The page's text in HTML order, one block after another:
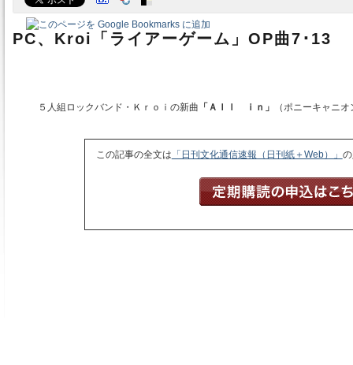
PC、Kroi「ライアーゲーム」OP曲7･13
５人組ロックバンド・Ｋｒｏｉの新曲 「Ａｌｌ ｉｎ」 （ポニーキャニ
この記事の全文は 「日刊文化通信速報（日刊紙＋Web）」